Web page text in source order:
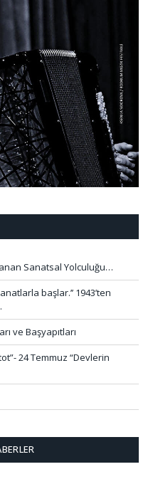
Sanatsal Yolculuğu…
başlar.’’ 1943’ten
ve Başyapıtları
24 Temmuz “Devlerin